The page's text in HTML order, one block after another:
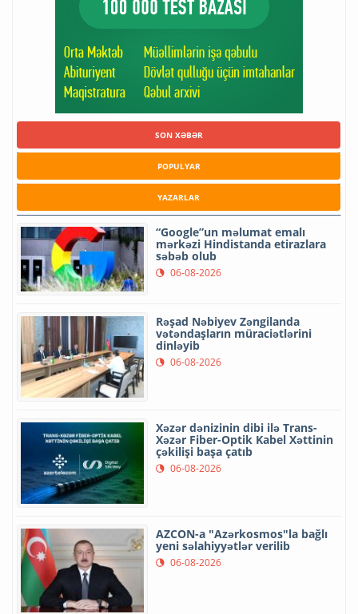
SON XƏBƏR
POPULYAR
YAZARLAR
“Google”un məlumat emalı
mərkəzi Hindistanda etirazlara
səbəb olub
06-08-2026
Rəşad Nəbiyev Zəngilanda
vətəndaşların müraciətlərini
dinləyib
06-08-2026
Xəzər dənizinin dibi ilə Trans-
Xəzər Fiber-Optik Kabel Xəttinin
çəkilişi başa çatıb
06-08-2026
AZCON-a "Azərkosmos"la bağlı
yeni səlahiyyətlər verilib
06-08-2026